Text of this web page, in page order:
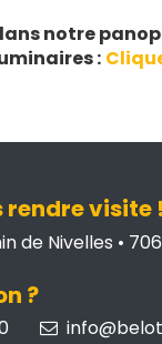
notre
:
rendre visite !
de Nivelles •
?